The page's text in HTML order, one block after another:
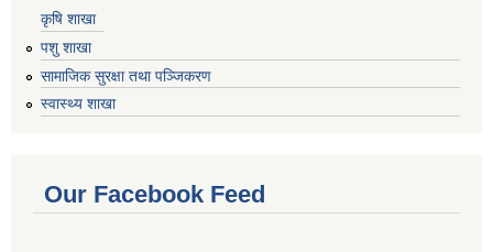
कृषि शाखा
पशु शाखा
सामाजिक सुरक्षा तथा पञ्जिकरण
स्वास्थ्य शाखा
Our Facebook Feed